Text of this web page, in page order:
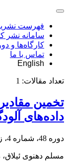
فهرست
سامانه نشر
کارگاه‌ها و
تماس با ما
English
تعداد مقالات: 1
تخمین
داده‌های
دوره 48، شماره 4، زمستان 1401، صفحه
مسلم دهنوی